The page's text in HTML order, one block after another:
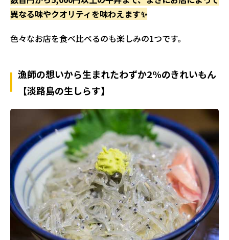
異なる味やクオリティを味わえます✨
色々なお店を食べ比べるのも楽しみの1つです。
漁師の想いから生まれたわずか2%のきれいもん
【淡路島の生しらす】